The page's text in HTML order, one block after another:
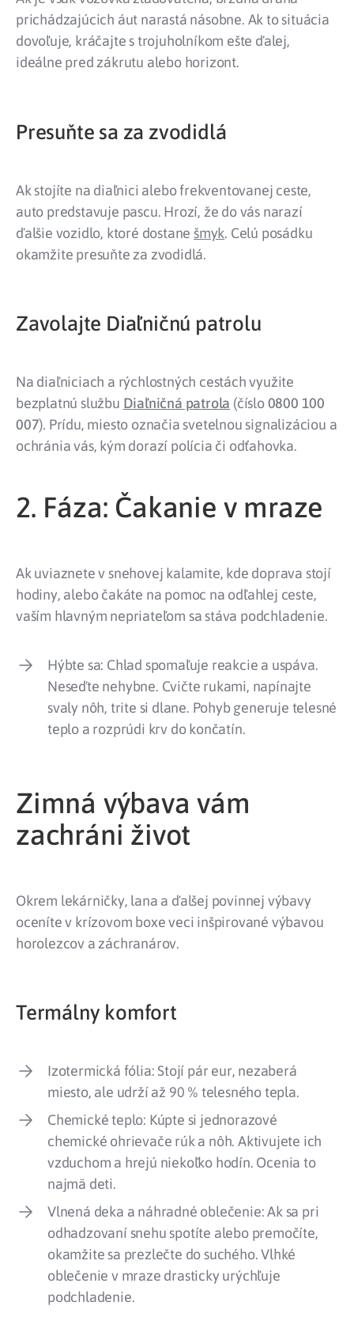
prichádzajúcich áut narastá násobne. Ak to situácia
dovoľuje, kráčajte s trojuholníkom ešte ďalej,
ideálne pred zákrutu alebo horizont.
Presuňte sa za zvodidlá
Ak stojíte na diaľnici alebo frekventovanej ceste,
auto predstavuje pascu. Hrozí, že do vás narazí
ďalšie vozidlo, ktoré dostane šmyk. Celú posádku
okamžite presuňte za zvodidlá.
Zavolajte Diaľničnú patrolu
Na diaľniciach a rýchlostných cestách využite
bezplatnú službu Diaľničná patrola (číslo0800 100
007). Prídu, miesto označia svetelnou signalizáciou a
ochránia vás, kým dorazí polícia či odťahovka.
2. Fáza: Čakanie v mraze
Ak uviaznete v snehovej kalamite, kde doprava stojí
hodiny, alebo čakáte na pomoc na odľahlej ceste,
vaším hlavným nepriateľom sa stáva podchladenie.
Hýbte sa: Chlad spomaľuje reakcie a uspáva.
Neseďte nehybne. Cvičte rukami, napínajte
svaly nôh, trite si dlane. Pohyb generuje telesné
teplo a rozprúdi krv do končatín.
Zimná výbava vám
zachráni život
Okrem lekárničky, lana a ďalšej povinnej výbavy
oceníte v krízovom boxe veci inšpirované výbavou
horolezcov a záchranárov.
Termálny komfort
Izotermická fólia: Stojí pár eur, nezaberá
miesto, ale udrží až 90 % telesného tepla.
Chemické teplo: Kúpte si jednorazové
chemické ohrievače rúk a nôh. Aktivujete ich
vzduchom a hrejú niekoľko hodín. Ocenia to
najmä deti.
Vlnená deka a náhradné oblečenie: Ak sa pri
odhadzovaní snehu spotíte alebo premočíte,
okamžite sa prezlečte do suchého. Vlhké
oblečenie v mraze drasticky urýchľuje
podchladenie.